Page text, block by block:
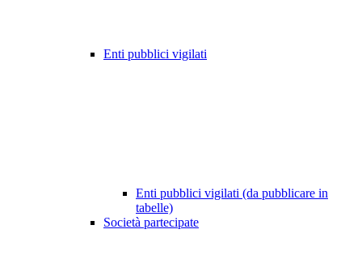
Enti pubblici vigilati
Enti pubblici vigilati (da pubblicare in
tabelle)
Società partecipate